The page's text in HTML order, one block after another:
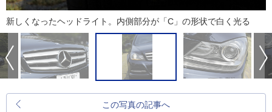
新しくなったヘッドライト。内側部分が「C」の形状で白く光る
この写真の記事へ